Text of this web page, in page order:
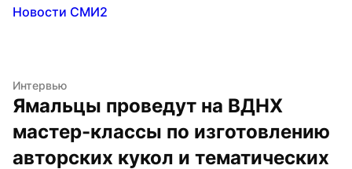
Новости СМИ2
Интервью
Ямальцы проведут на ВДНХ
мастер-классы по изготовлению
авторских кукол и тематических